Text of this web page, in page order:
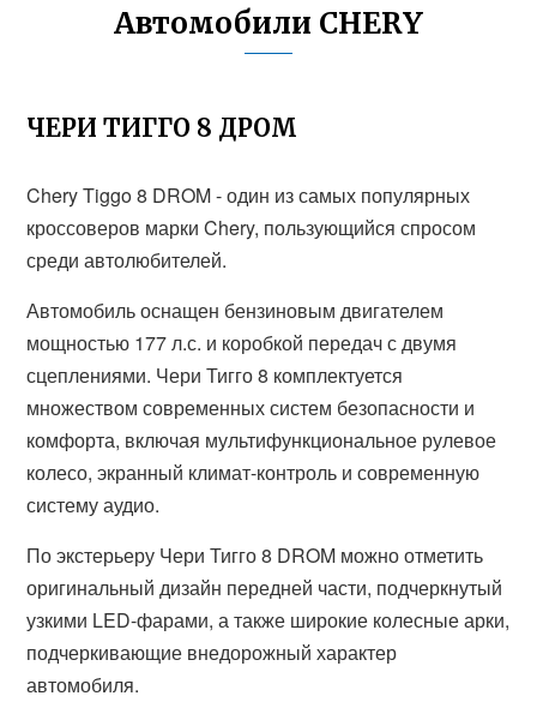
Автомобили CHERY
ЧЕРИ ТИГГО 8 ДРОМ
Chery Tiggo 8 DROM - один из самых популярных
кроссоверов марки Chery, пользующийся спросом
среди автолюбителей.
Автомобиль оснащен бензиновым двигателем
мощностью 177 л.с. и коробкой передач с двумя
сцеплениями. Чери Тигго 8 комплектуется
множеством современных систем безопасности и
комфорта, включая мультифункциональное рулевое
колесо, экранный климат-контроль и современную
систему аудио.
По экстерьеру Чери Тигго 8 DROM можно отметить
оригинальный дизайн передней части, подчеркнутый
узкими LED-фарами, а также широкие колесные арки,
подчеркивающие внедорожный характер
автомобиля.